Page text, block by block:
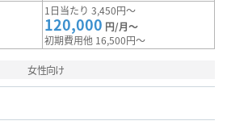
1日当たり 3,450円～
120,000 円/月～
初期費用他 16,500円～
女性向け